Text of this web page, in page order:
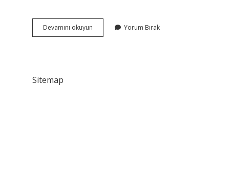
Devamını okuyun Kıskançlık
Krizi
Yorum Bırak
Sitemap